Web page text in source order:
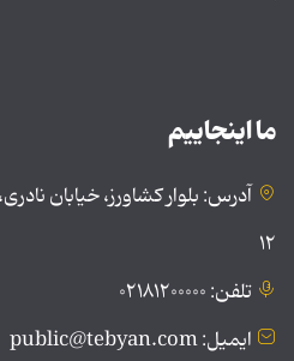
ما اینجاییم
آدرس: بلوار کشاورز، خیابان
۱۲
تلفن: ۰۲۱۸۱۲۰۰۰۰۰
ایمیل: public@tebyan.com